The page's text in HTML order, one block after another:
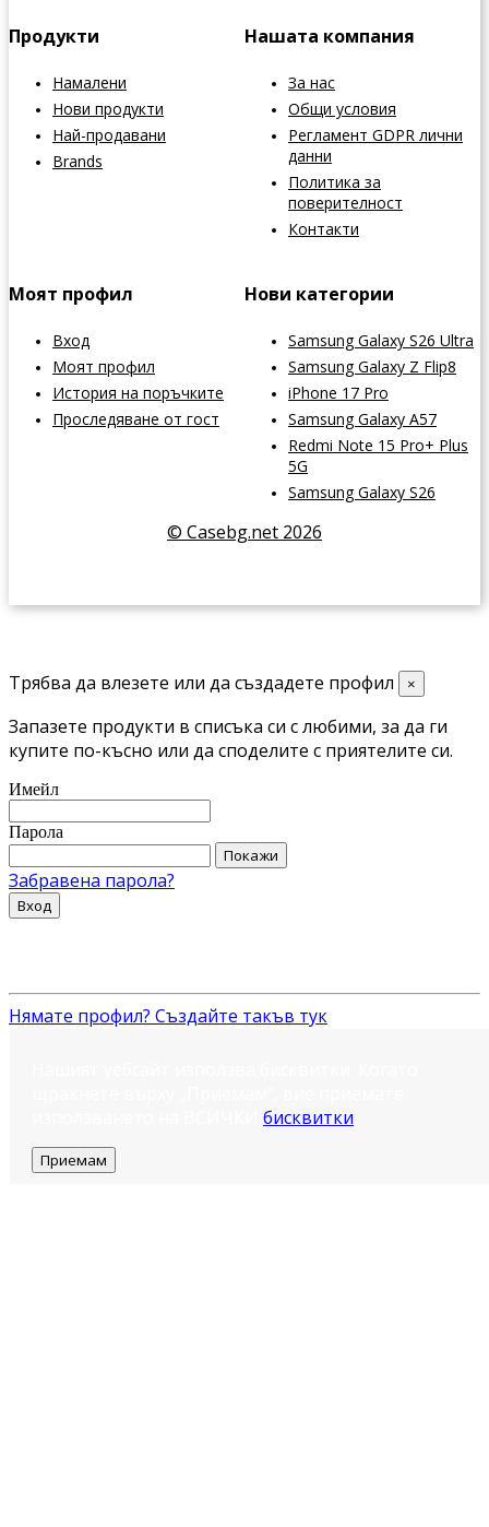
Продукти
Намалени
Нови продукти
Най-продавани
Brands
Нашата компания
За нас
Общи условия
Регламент GDPR лични
данни
Политика за
поверителност
Контакти
Моят профил
Вход
Моят профил
История на поръчките
Проследяване от гост
Нови категории
Samsung Galaxy S26 Ultra
Samsung Galaxy Z Flip8
iPhone 17 Pro
Samsung Galaxy A57
Redmi Note 15 Pro+ Plus
5G
Samsung Galaxy S26
© Casebg.net 2026
Трябва да влезете или да създадете профил ×
Запазете продукти в списъка си с любими, за да ги
купите по-късно или да споделите с приятелите си.
Имейл
Парола
Покажи
Забравена парола?
Вход
Нямате профил? Създайте такъв тук
бисквитки
Приемам